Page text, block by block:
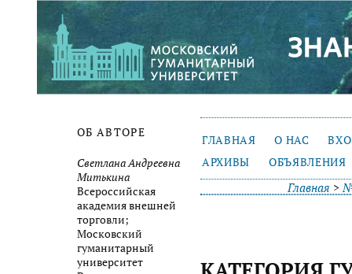
ОБ АВТОРЕ
Светлана Андреевна
Митькина
Всероссийская
академия внешней
торговли;
Московский
гуманитарный
университет
ГЛАВНАЯ О НАС
АРХИВЫ
ОБЪЯВЛЕНИЯ
Главная >